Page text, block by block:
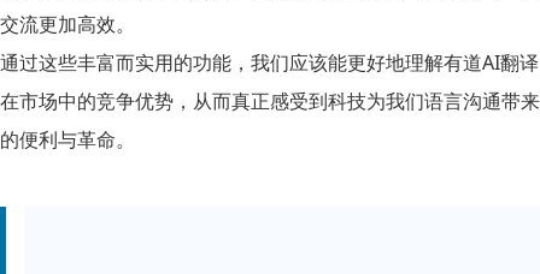
交流更加高效。
通过这些丰富而实用的功能，我们应该能更好地理解有道AI翻译
在市场中的竞争优势，从而真正感受到科技为我们语言沟通带来
的便利与革命。